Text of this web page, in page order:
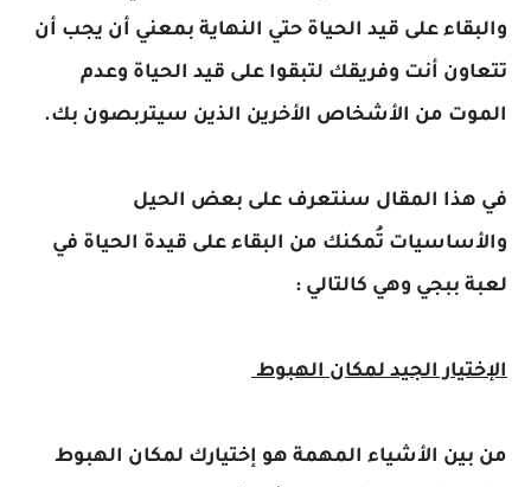
والبقاء على قيد الحياة حتي النهاية بمعني أن يجب أن
تتعاون أنت وفريقك لتبقوا على قيد الحياة وعدم
الموت من الأشخاص الأخرين الذين سيتربصون بك.
في هذا المقال سنتعرف على بعض الحيل
والأساسيات تُمكنك من البقاء على قيدة الحياة في
لعبة ببجي وهي كالتالي :
الإختيار الجيد لمكان الهبوط
من بين الأشياء المهمة هو إختيارك لمكان الهبوط